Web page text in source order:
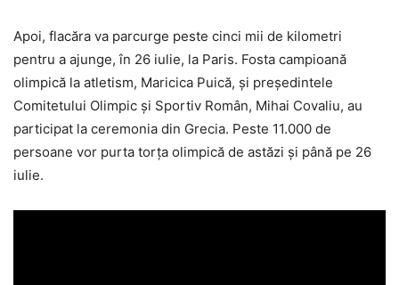
Apoi, flacăra va parcurge peste cinci mii de kilometri
pentru a ajunge, în 26 iulie, la Paris. Fosta campioană
olimpică la atletism, Maricica Puică, și președintele
Comitetului Olimpic și Sportiv Român, Mihai Covaliu, au
participat la ceremonia din Grecia. Peste 11.000 de
persoane vor purta torța olimpică de astăzi și până pe 26
iulie.